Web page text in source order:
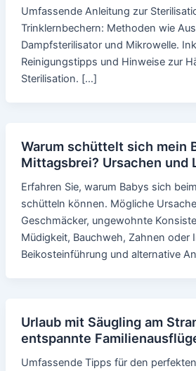
Umfassende Anleitung zur
Trinklernbechern: Methoden wie
Dampfsterilisator und Mikrowelle.
Reinigungstipps und Hinweise zur
Sterilisation. […]
Warum schüttelt sich mein
Mittagsbrei? Ursachen und
Erfahren Sie, warum Babys sich
schütteln können. Mögliche
Geschmäcker, ungewohnte
Müdigkeit, Bauchweh, Zahnen oder
Beikosteinführung und alternative
Urlaub mit Säugling am
entspannte
Umfassende Tipps für den